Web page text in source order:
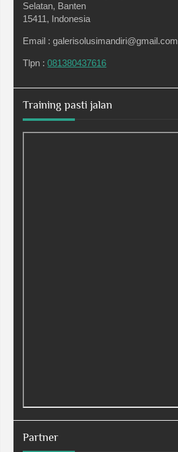
Selatan, Banten
15411, Indonesia
Email : galerisolusimandiri@gmail.com
Tlpn :081380437616
Training pasti jalan
Partner